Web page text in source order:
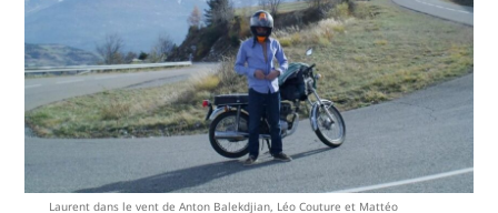
Laurent dans le vent de Anton Balekdjian, Léo Couture et Mattéo